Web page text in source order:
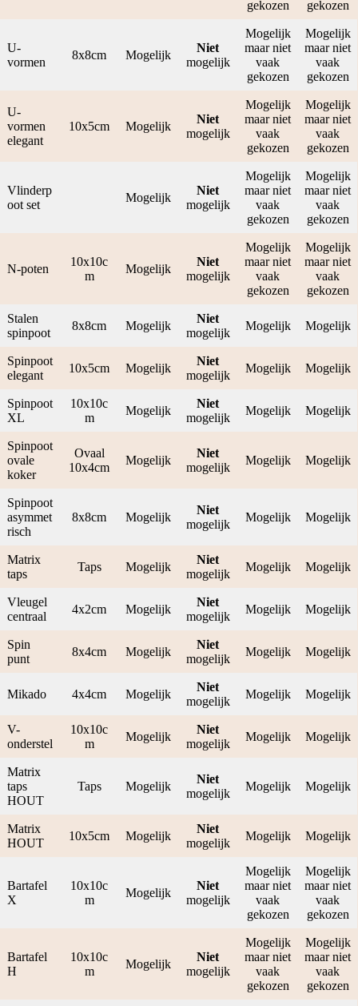
gekozen gekozen
U-
vormen
8x8cm Mogelijk
Niet
mogelijk
Mogelijk
maar niet
vaak
gekozen
Mogelijk
maar niet
vaak
gekozen
U-
vormen
elegant
10x5cm Mogelijk
Niet
mogelijk
Mogelijk
maar niet
vaak
gekozen
Mogelijk
maar niet
vaak
gekozen
Vlinderp
oot set
Mogelijk
Niet
mogelijk
Mogelijk
maar niet
vaak
gekozen
Mogelijk
maar niet
vaak
gekozen
N-poten
10x10c
m
Mogelijk
Niet
mogelijk
Mogelijk
maar niet
vaak
gekozen
Mogelijk
maar niet
vaak
gekozen
Stalen
spinpoot
8x8cm Mogelijk
Niet
mogelijk
Mogelijk Mogelijk
Spinpoot
elegant
10x5cm Mogelijk
Niet
mogelijk
Mogelijk Mogelijk
Spinpoot
XL
10x10c
m
Mogelijk
Niet
mogelijk
Mogelijk Mogelijk
Spinpoot
ovale
koker
Ovaal
10x4cm
Mogelijk
Niet
mogelijk
Mogelijk Mogelijk
Spinpoot
asymmet
risch
8x8cm Mogelijk
Niet
mogelijk
Mogelijk Mogelijk
Matrix
taps
Taps Mogelijk
Niet
mogelijk
Mogelijk Mogelijk
Vleugel
centraal
4x2cm Mogelijk
Niet
mogelijk
Mogelijk Mogelijk
Spin
punt
8x4cm Mogelijk
Niet
mogelijk
Mogelijk Mogelijk
Mikado 4x4cm Mogelijk
Niet
mogelijk
Mogelijk Mogelijk
V-
onderstel
10x10c
m
Mogelijk
Niet
mogelijk
Mogelijk Mogelijk
Matrix
taps
HOUT
Taps Mogelijk
Niet
mogelijk
Mogelijk Mogelijk
Matrix
HOUT
10x5cm Mogelijk
Niet
mogelijk
Mogelijk Mogelijk
Bartafel
X
10x10c
m
Mogelijk
Niet
mogelijk
Mogelijk
maar niet
vaak
gekozen
Mogelijk
maar niet
vaak
gekozen
Bartafel
H
10x10c
m
Mogelijk
Niet
mogelijk
Mogelijk
maar niet
vaak
gekozen
Mogelijk
maar niet
vaak
gekozen